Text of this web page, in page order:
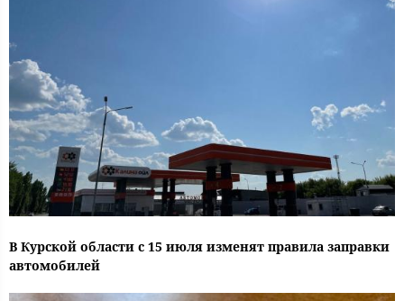
В Курской области с 15 июля изменят правила заправки
автомобилей